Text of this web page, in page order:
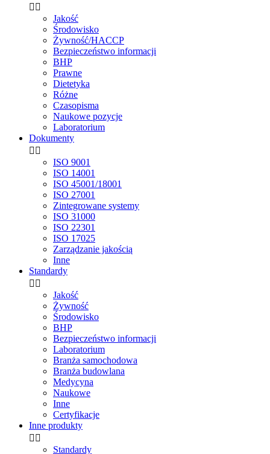
 
Jakość
Środowisko
Żywność/HACCP
Bezpieczeństwo informacji
BHP
Prawne
Dietetyka
Różne
Czasopisma
Naukowe pozycje
Laboratorium
Dokumenty
 
ISO 9001
ISO 14001
ISO 45001/18001
ISO 27001
Zintegrowane systemy
ISO 31000
ISO 22301
ISO 17025
Zarządzanie jakością
Inne
Standardy
 
Jakość
Żywność
Środowisko
BHP
Bezpieczeństwo informacji
Laboratorium
Branża samochodowa
Branża budowlana
Medycyna
Naukowe
Inne
Certyfikacje
Inne produkty
 
Standardy